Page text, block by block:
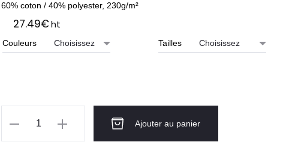
60% coton / 40% polyester, 230g/m²
27.49€ht
Couleurs Tailles
Ajouter au panier